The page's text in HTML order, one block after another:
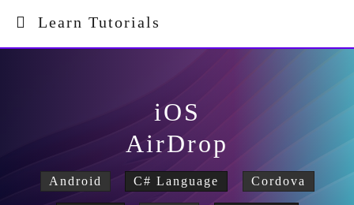
Learn Tutorials
iOS
AirDrop
Android C# Language Cordova